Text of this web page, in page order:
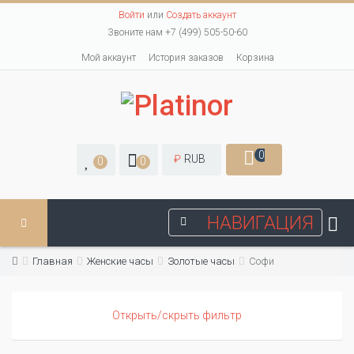
Войти или Создать аккаунт
Звоните нам +7 (499) 505-50-60
Мой аккаунт История заказов Корзина
0 0 ₽ RUB 0
НАВИГАЦИЯ
Главная Женские часы Золотые часы Софи
Открыть/скрыть фильтр